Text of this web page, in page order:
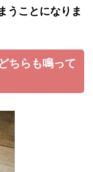
うことになりま
ちらも鳴って